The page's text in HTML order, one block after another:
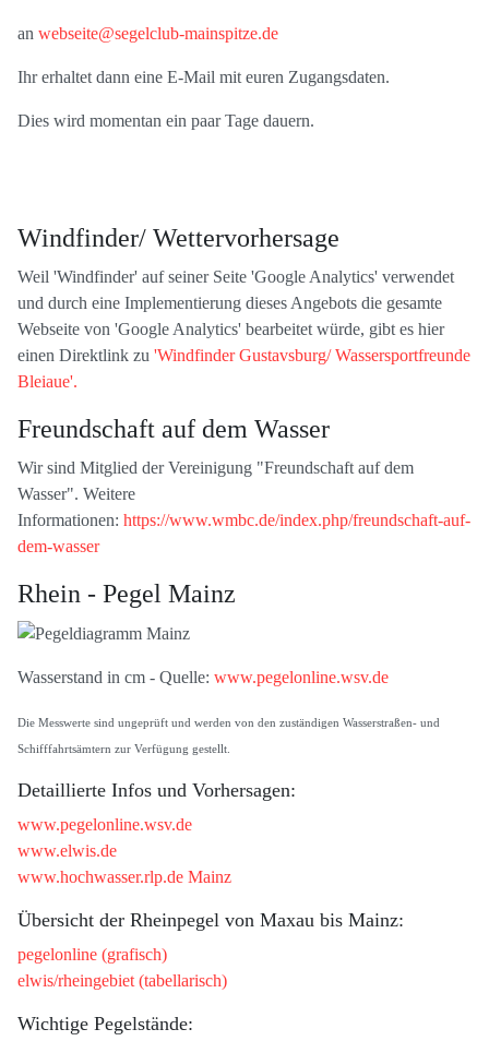
an webseite@segelclub-mainspitze.de
Ihr erhaltet dann eine E-Mail mit euren Zugangsdaten.
Dies wird momentan ein paar Tage dauern.
Windfinder/ Wettervorhersage
Weil 'Windfinder' auf seiner Seite 'Google Analytics' verwendet
und durch eine Implementierung dieses Angebots die gesamte
Webseite von 'Google Analytics' bearbeitet würde, gibt es hier
einen Direktlink zu 'Windfinder Gustavsburg/ Wassersportfreunde
Bleiaue'.
Freundschaft auf dem Wasser
Wir sind Mitglied der Vereinigung "Freundschaft auf dem
Wasser". Weitere
Informationen: https://www.wmbc.de/index.php/freundschaft-auf-
dem-wasser
Rhein - Pegel Mainz
Wasserstand in cm - Quelle: www.pegelonline.wsv.de
Die Messwerte sind ungeprüft und werden von den zuständigen Wasserstraßen- und
Schifffahrtsämtern zur Verfügung gestellt.
Detaillierte Infos und Vorhersagen:
www.pegelonline.wsv.de
www.elwis.de
www.hochwasser.rlp.de Mainz
Übersicht der Rheinpegel von Maxau bis Mainz:
pegelonline (grafisch)
elwis/rheingebiet (tabellarisch)
Wichtige Pegelstände: